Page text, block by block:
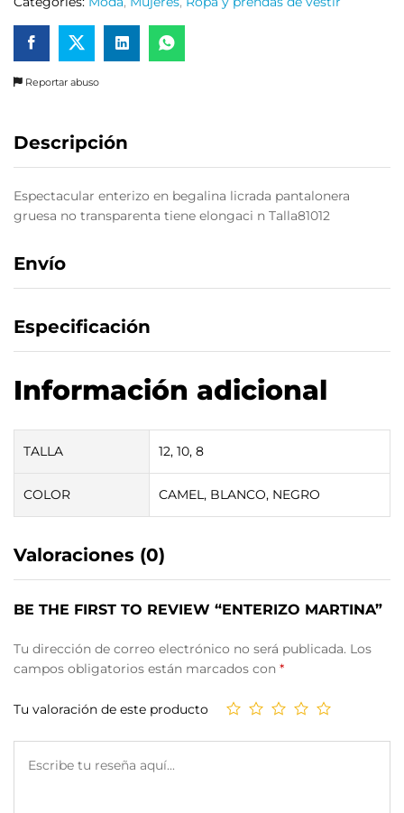
Reportar abuso
Descripción
Espectacular enterizo en begalina licrada pantalonera
gruesa no transparenta tiene elongaci n Talla81012
Envío
Especificación
Información adicional
TALLA 12, 10, 8
COLOR CAMEL, BLANCO, NEGRO
Valoraciones (0)
BE THE FIRST TO REVIEW “ENTERIZO MARTINA”
Tu dirección de correo electrónico no será publicada. Los
campos obligatorios están marcados con *
Tu valoración de este producto